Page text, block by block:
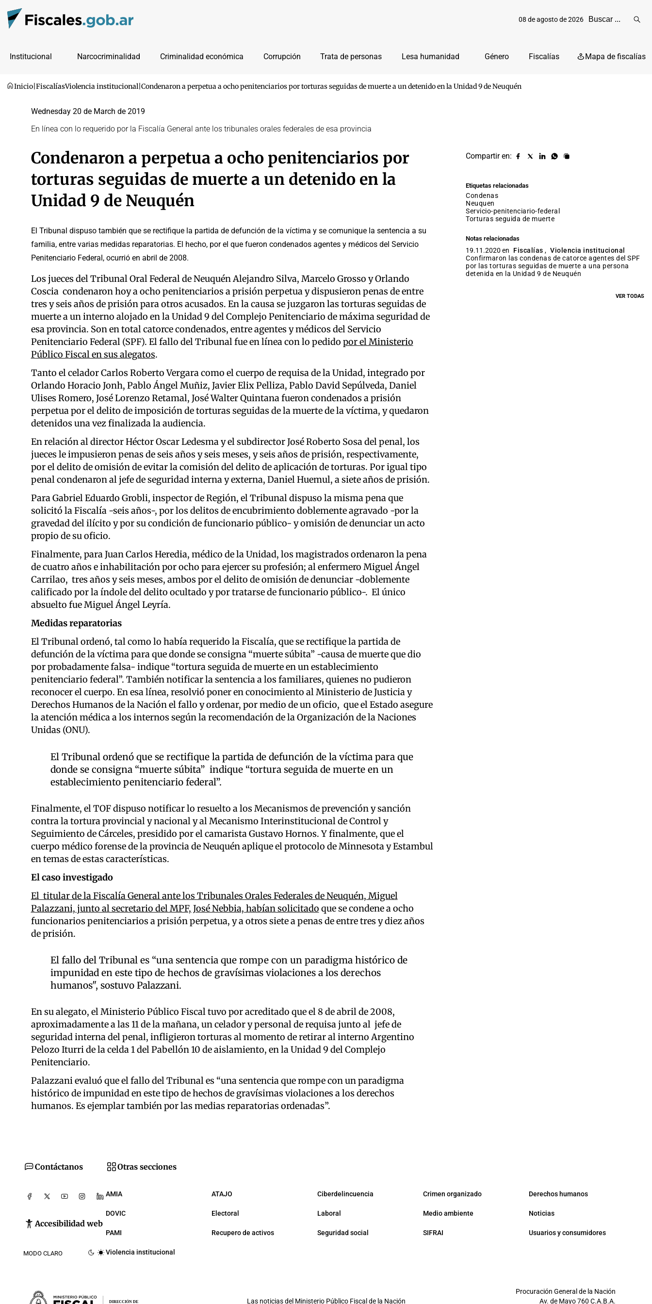
08 de agosto de 2026
Institucional Narcocriminalidad Criminalidad económica Corrupción Trata de personas Lesa humanidad Género Fiscalías Mapa de fiscalías
Inicio FiscalíasViolencia institucional Condenaron a perpetua a ocho penitenciarios por torturas seguidas de muerte a un detenido en la Unidad 9 de Neuquén
Wednesday 20 de March de 2019
En línea con lo requerido por la Fiscalía General ante los tribunales orales federales de esa provincia
Condenaron a perpetua a ocho penitenciarios por
torturas seguidas de muerte a un detenido en la
Unidad 9 de Neuquén
El Tribunal dispuso también que se rectifique la partida de defunción de la víctima y se comunique la sentencia a su
familia, entre varias medidas reparatorias. El hecho, por el que fueron condenados agentes y médicos del Servicio
Penitenciario Federal, ocurrió en abril de 2008.
Los jueces del Tribunal Oral Federal de Neuquén Alejandro Silva, Marcelo Grosso y Orlando
Coscia condenaron hoy a ocho penitenciarios a prisión perpetua y dispusieron penas de entre
tres y seis años de prisión para otros acusados. En la causa se juzgaron las torturas seguidas de
muerte a un interno alojado en la Unidad 9 del Complejo Penitenciario de máxima seguridad de
esa provincia. Son en total catorce condenados, entre agentes y médicos del Servicio
Penitenciario Federal (SPF). El fallo del Tribunal fue en línea con lo pedido por el Ministerio
Público Fiscal en sus alegatos.
Tanto el celador Carlos Roberto Vergara como el cuerpo de requisa de la Unidad, integrado por
Orlando Horacio Jonh, Pablo Ángel Muñiz, Javier Elix Pelliza, Pablo David Sepúlveda, Daniel
Ulises Romero, José Lorenzo Retamal, José Walter Quintana fueron condenados a prisión
perpetua por el delito de imposición de torturas seguidas de la muerte de la víctima, y quedaron
detenidos una vez finalizada la audiencia.
En relación al director Héctor Oscar Ledesma y el subdirector José Roberto Sosa del penal, los
jueces le impusieron penas de seis años y seis meses, y seis años de prisión, respectivamente,
por el delito de omisión de evitar la comisión del delito de aplicación de torturas. Por igual tipo
penal condenaron al jefe de seguridad interna y externa, Daniel Huemul, a siete años de prisión.
Para Gabriel Eduardo Grobli, inspector de Región, el Tribunal dispuso la misma pena que
solicitó la Fiscalía -seis años-, por los delitos de encubrimiento doblemente agravado -por la
gravedad del ilícito y por su condición de funcionario público- y omisión de denunciar un acto
propio de su oficio.
Finalmente, para Juan Carlos Heredia, médico de la Unidad, los magistrados ordenaron la pena
de cuatro años e inhabilitación por ocho para ejercer su profesión; al enfermero Miguel Ángel
Carrilao, tres años y seis meses, ambos por el delito de omisión de denunciar -doblemente
calificado por la índole del delito ocultado y por tratarse de funcionario público-. El único
absuelto fue Miguel Ángel Leyría.
Medidas reparatorias
El Tribunal ordenó, tal como lo había requerido la Fiscalía, que se rectifique la partida de
defunción de la víctima para que donde se consigna “muerte súbita” -causa de muerte que dio
por probadamente falsa- indique “tortura seguida de muerte en un establecimiento
penitenciario federal”. También notificar la sentencia a los familiares, quienes no pudieron
reconocer el cuerpo. En esa línea, resolvió poner en conocimiento al Ministerio de Justicia y
Derechos Humanos de la Nación el fallo y ordenar, por medio de un oficio, que el Estado asegure
la atención médica a los internos según la recomendación de la Organización de la Naciones
Unidas (ONU).
El Tribunal ordenó que se rectifique la partida de defunción de la víctima para que
donde se consigna “muerte súbita” indique “tortura seguida de muerte en un
establecimiento penitenciario federal”.
Finalmente, el TOF dispuso notificar lo resuelto a los Mecanismos de prevención y sanción
contra la tortura provincial y nacional y al Mecanismo Interinstitucional de Control y
Seguimiento de Cárceles, presidido por el camarista Gustavo Hornos. Y finalmente, que el
cuerpo médico forense de la provincia de Neuquén aplique el protocolo de Minnesota y Estambul
en temas de estas características.
El caso investigado
El titular de la Fiscalía General ante los Tribunales Orales Federales de Neuquén, Miguel
Palazzani, junto al secretario del MPF, José Nebbia, habían solicitado que se condene a ocho
funcionarios penitenciarios a prisión perpetua, y a otros siete a penas de entre tres y diez años
de prisión.
El fallo del Tribunal es “una sentencia que rompe con un paradigma histórico de
impunidad en este tipo de hechos de gravísimas violaciones a los derechos
humanos", sostuvo Palazzani.
En su alegato, el Ministerio Público Fiscal tuvo por acreditado que el 8 de abril de 2008,
aproximadamente a las 11 de la mañana, un celador y personal de requisa junto al jefe de
seguridad interna del penal, infligieron torturas al momento de retirar al interno Argentino
Pelozo Iturri de la celda 1 del Pabellón 10 de aislamiento, en la Unidad 9 del Complejo
Penitenciario.
Palazzani evaluó que el fallo del Tribunal es “una sentencia que rompe con un paradigma
histórico de impunidad en este tipo de hechos de gravísimas violaciones a los derechos
humanos. Es ejemplar también por las medias reparatorias ordenadas”.
Compartir en:
Compartir
Compartir
Compartir
Compartir
Copiar
Etiquetas relacionadas
condenas
neuquen
servicio-penitenciario-federal
Torturas seguida de muerte
Notas relacionadas
19.11.2020 en Fiscalías , Violencia institucional
Confirmaron las condenas de catorce agentes del SPF
por las torturas seguidas de muerte a una persona
detenida en la Unidad 9 de Neuquén
VER TODAS
Contáctanos
Accesibilidad web
MODO CLARO
Otras secciones
AMIA ATAJO Ciberdelincuencia Crimen organizado Derechos humanos
DOVIC Electoral Laboral Medio ambiente Noticias
PAMI Recupero de activos Seguridad social SIFRAI Usuarios y consumidores
Violencia institucional
DIRECCIÓN DE Las noticias del Ministerio Público Fiscal de la Nación
Procuración General de la Nación
Av. de Mayo 760 C.A.B.A.